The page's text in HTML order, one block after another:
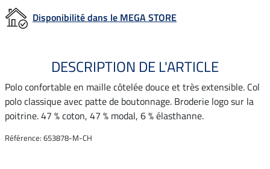
Disponibilité dans le MEGA STORE
DESCRIPTION DE L'ARTICLE
Polo confortable en maille côtelée douce et très extensible. Col
polo classique avec patte de boutonnage. Broderie logo sur la
poitrine. 47 % coton, 47 % modal, 6 % élasthanne.
Référence: 653878-M-CH